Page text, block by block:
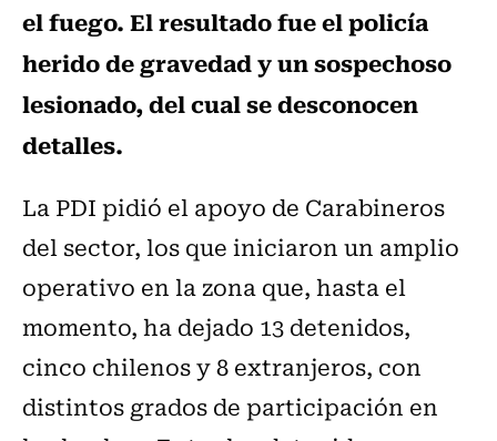
el fuego. El resultado fue el policía
herido de gravedad y un sospechoso
lesionado, del cual se desconocen
detalles.
La PDI pidió el apoyo de Carabineros
del sector, los que iniciaron un amplio
operativo en la zona que, hasta el
momento, ha dejado 13 detenidos,
cinco chilenos y 8 extranjeros, con
distintos grados de participación en